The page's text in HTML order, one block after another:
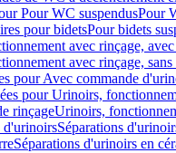
Pour WC suspendusPour
pour bidetsPour bidets
avec rinçage,
avec rinçage,
pour Avec commande
pour Urinoirs,
rinçageUrinoirs,
d'urinoirsSéparations
Séparations d'urinoirs en